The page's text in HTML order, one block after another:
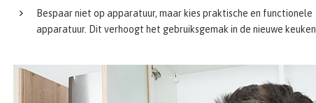
Bespaar niet op apparatuur, maar kies praktische en functionele
apparatuur. Dit verhoogt het gebruiksgemak in de nieuwe keuken.